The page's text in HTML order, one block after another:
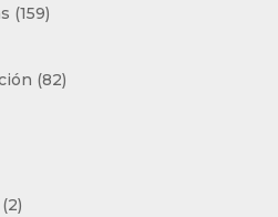
159159
8282
22